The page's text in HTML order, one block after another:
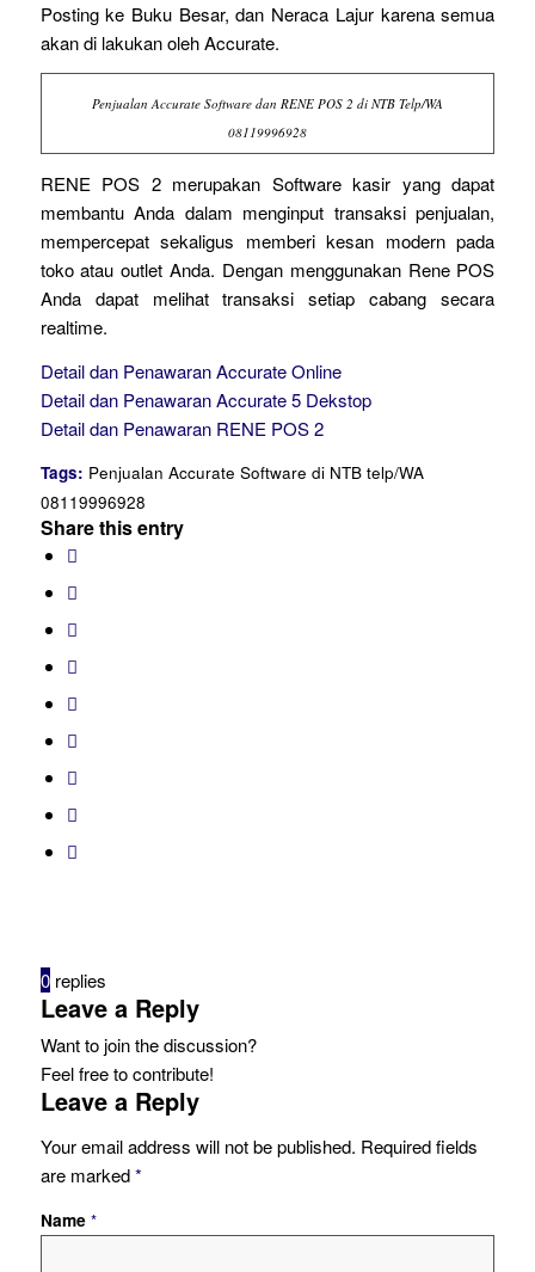
Posting ke Buku Besar, dan Neraca Lajur karena semua
akan di lakukan oleh Accurate.
Penjualan Accurate Software dan RENE POS 2 di NTB Telp/WA
08119996928
RENE POS 2 merupakan Software kasir yang dapat
membantu Anda dalam menginput transaksi penjualan,
mempercepat sekaligus memberi kesan modern pada
toko atau outlet Anda. Dengan menggunakan Rene POS
Anda dapat melihat transaksi setiap cabang secara
realtime.
Detail dan Penawaran Accurate Online
Detail dan Penawaran Accurate 5 Dekstop
Detail dan Penawaran RENE POS 2
Tags: Penjualan Accurate Software di NTB telp/WA
08119996928
Share this entry
0 replies
Leave a Reply
Want to join the discussion?
Feel free to contribute!
Leave a Reply
Your email address will not be published. Required fields
are marked*
Name *